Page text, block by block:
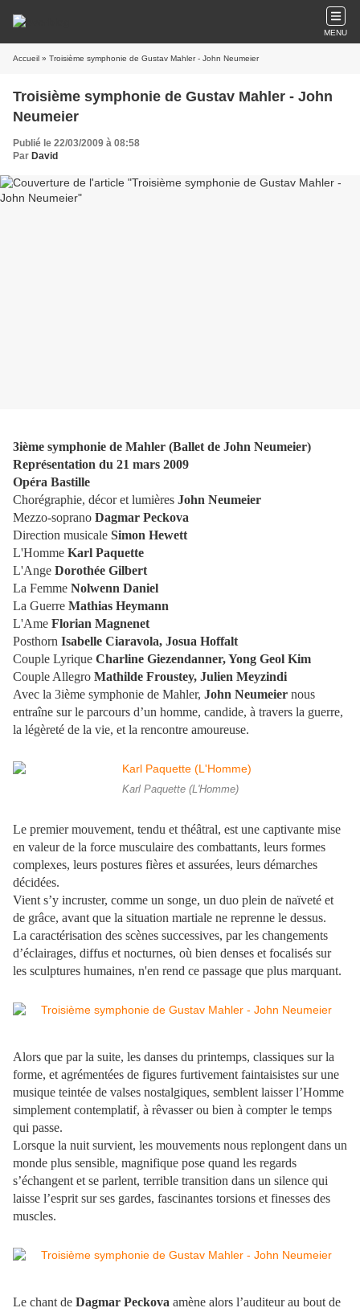
MENU
Accueil » Troisième symphonie de Gustav Mahler - John Neumeier
Troisième symphonie de Gustav Mahler - John
Neumeier
Publié le 22/03/2009 à 08:58
Par David
3ième symphonie de Mahler (Ballet de John Neumeier)
Représentation du 21 mars 2009
Opéra Bastille
Chorégraphie, décor et lumières John Neumeier
Mezzo-soprano Dagmar Peckova
Direction musicale Simon Hewett
L'Homme Karl Paquette
L'Ange Dorothée Gilbert
La Femme Nolwenn Daniel
La Guerre Mathias Heymann
L'Ame Florian Magnenet
Posthorn Isabelle Ciaravola, Josua Hoffalt
Couple Lyrique Charline Giezendanner, Yong Geol Kim
Couple Allegro Mathilde Froustey, Julien Meyzindi
Avec la 3ième symphonie de Mahler, John Neumeier nous
entraîne sur le parcours d’un homme, candide, à travers la guerre,
la légèreté de la vie, et la rencontre amoureuse.
Karl Paquette (L'Homme)
Le premier mouvement, tendu et théâtral, est une captivante mise
en valeur de la force musculaire des combattants, leurs formes
complexes, leurs postures fières et assurées, leurs démarches
décidées.
Vient s’y incruster, comme un songe, un duo plein de naïveté et
de grâce, avant que la situation martiale ne reprenne le dessus.
La caractérisation des scènes successives, par les changements
d’éclairages, diffus et nocturnes, où bien denses et focalisés sur
les sculptures humaines, n'en rend ce passage que plus marquant.
Alors que par la suite, les danses du printemps, classiques sur la
forme, et agrémentées de figures furtivement faintaisistes sur une
musique teintée de valses nostalgiques, semblent laisser l’Homme
simplement contemplatif, à rêvasser ou bien à compter le temps
qui passe.
Lorsque la nuit survient, les mouvements nous replongent dans un
monde plus sensible, magnifique pose quand les regards
s’échangent et se parlent, terrible transition dans un silence qui
laisse l’esprit sur ses gardes, fascinantes torsions et finesses des
muscles.
Le chant de Dagmar Peckova amène alors l’auditeur au bout de